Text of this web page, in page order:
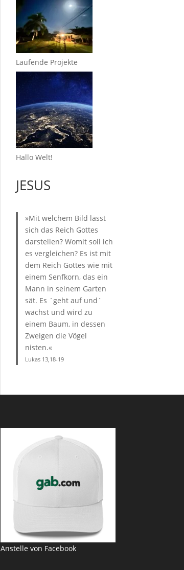
Laufende Projekte
Hallo Welt!
JESUS
»Mit welchem Bild lässt
sich das Reich Gottes
darstellen? Womit soll ich
es vergleichen? Es ist mit
dem Reich Gottes wie mit
einem Senfkorn, das ein
Mann in seinem Garten
sät. Es ´geht auf und`
wächst und wird zu
einem Baum, in dessen
Zweigen die Vögel
nisten.«
Lukas 13,18-19
Anstelle von Facebook